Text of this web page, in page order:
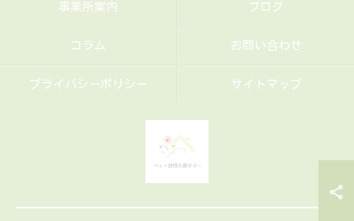
事業所案内 ブログ
コラム お問い合わせ
プライバシーポリシー サイトマップ